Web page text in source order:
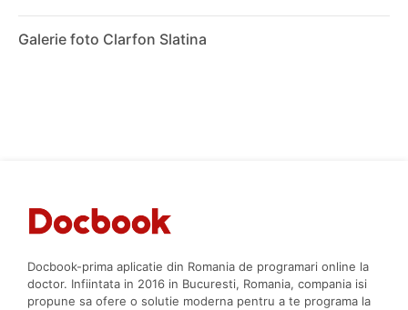
Galerie foto Clarfon Slatina
Docbook-prima aplicatie din Romania de programari online la
doctor. Infiintata in 2016 in Bucuresti, Romania, compania isi
propune sa ofere o solutie moderna pentru a te programa la